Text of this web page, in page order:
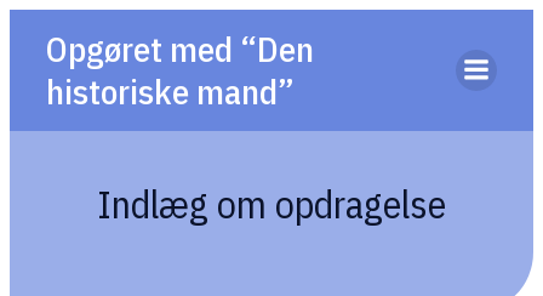
Opgøret med “Den
historiske mand”
Indlæg om opdragelse